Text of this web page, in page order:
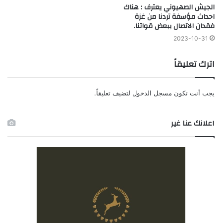
الجيش الصهيوني يعترف : هناك
احداث مؤسفة تردنا من غزة
فقدان الاتصال ببعض قواتنا.
2023-10-31
اترك تعليقاً
يجب أنت تكون مسجل الدخول لتضيف تعليقاً.
اعلانك عنا غير